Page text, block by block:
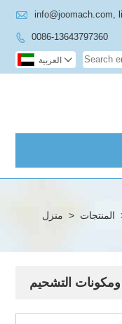
 info@joomach.com,
 0086-13643797360
العربية 
منزل > المنتجات
ومكونات التشحيم